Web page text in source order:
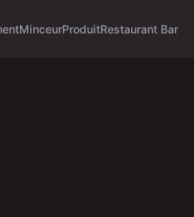
MinceurProduitRestaurant Bar